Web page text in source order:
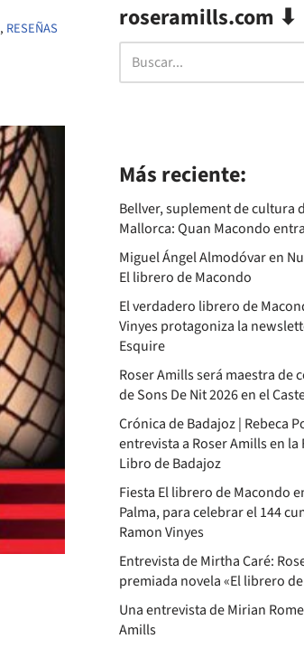
, RESEÑAS
roseramills.com ⬇
Más reciente:
Bellver, suplement de cultura
Mallorca: Quan Macondo
Miguel Ángel Almodóvar en
El librero de Macondo
El verdadero librero de
Vinyes protagoniza la
Esquire
Roser Amills será maestra de
de Sons De Nit 2026 en el
Crónica de Badajoz | Rebeca
entrevista a Roser Amills en la
Libro de Badajoz
Fiesta El librero de Macondo
Palma, para celebrar el 144
Ramon Vinyes
Entrevista de Mirtha Caré:
premiada novela «El librero
Una entrevista de Mirian
Amills